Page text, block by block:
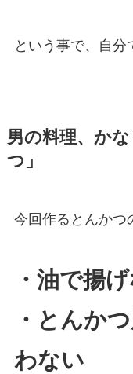
という事で、自分
男の料理、か
つ」
今回作るとんかつ
・油で揚
・とんか
わない